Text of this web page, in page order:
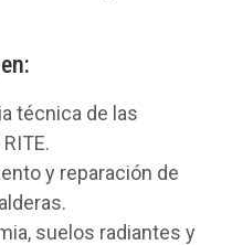
técnica de las
y reparación de
suelos radiantes y